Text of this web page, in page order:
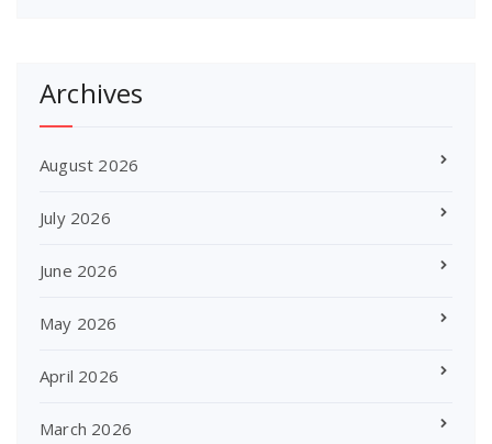
Archives
August 2026
July 2026
June 2026
May 2026
April 2026
March 2026